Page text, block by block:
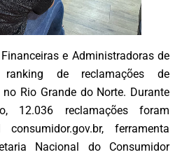
e Administradoras de
de reclamações de
Rio Grande do Norte. Durante
12.036 reclamações foram
ferramenta
Nacional do Consumidor